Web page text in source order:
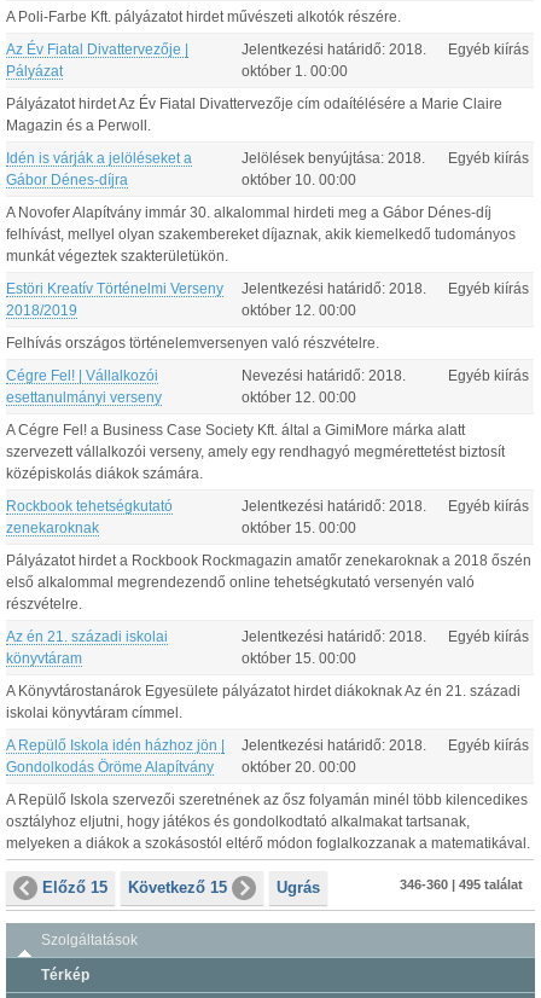
A Poli-Farbe Kft. pályázatot hirdet művészeti alkotók részére.
Az Év Fiatal Divattervezője |
Pályázat
Jelentkezési határidő: 2018.
október 1 00:00
Egyéb kiírás
Pályázatot hirdet Az Év Fiatal Divattervezője cím odaítélésére a Marie Claire
Magazin és a Perwoll.
Idén is várják a jelöléseket a
Gábor Dénes-díjra
Jelölések benyújtása: 2018.
október 10 00:00
Egyéb kiírás
A Novofer Alapítvány immár 30. alkalommal hirdeti meg a Gábor Dénes-díj
felhívást, mellyel olyan szakembereket díjaznak, akik kiemelkedő tudományos
munkát végeztek szakterületükön.
Estöri Kreatív Történelmi Verseny
2018/2019
Jelentkezési határidő: 2018.
október 12 00:00
Egyéb kiírás
Felhívás országos történelemversenyen való részvételre.
Cégre Fel! | Vállalkozói
esettanulmányi verseny
Nevezési határidő: 2018.
október 12 00:00
Egyéb kiírás
A Cégre Fel! a Business Case Society Kft. által a GimiMore márka alatt
szervezett vállalkozói verseny, amely egy rendhagyó megmérettetést biztosít
középiskolás diákok számára.
Rockbook tehetségkutató
zenekaroknak
Jelentkezési határidő: 2018.
október 15 00:00
Egyéb kiírás
Pályázatot hirdet a Rockbook Rockmagazin amatőr zenekaroknak a 2018 őszén
első alkalommal megrendezendő online tehetségkutató versenyén való
részvételre.
Az én 21. századi iskolai
könyvtáram
Jelentkezési határidő: 2018.
október 15 00:00
Egyéb kiírás
A Könyvtárostanárok Egyesülete pályázatot hirdet diákoknak Az én 21. századi
iskolai könyvtáram címmel.
A Repülő Iskola idén házhoz jön |
Gondolkodás Öröme Alapítvány
Jelentkezési határidő: 2018.
október 20 00:00
Egyéb kiírás
A Repülő Iskola szervezői szeretnének az ősz folyamán minél több kilencedikes
osztályhoz eljutni, hogy játékos és gondolkodtató alkalmakat tartsanak,
melyeken a diákok a szokásostól eltérő módon foglalkozzanak a matematikával.
Előző 15 Következő 15 Ugrás 346-360 | 495 találat
Szolgáltatások
Térkép